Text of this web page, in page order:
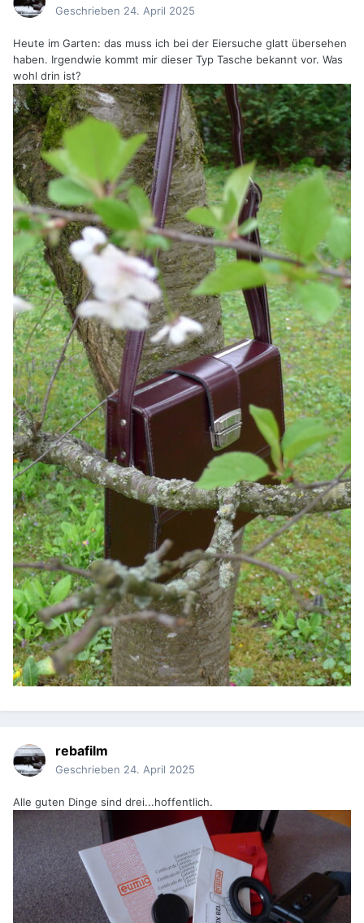
Geschrieben 24. April 2025
Heute im Garten: das muss ich bei der Eiersuche glatt übersehen
haben. Irgendwie kommt mir dieser Typ Tasche bekannt vor. Was
wohl drin ist?
rebafilm
Geschrieben 24. April 2025
Alle guten Dinge sind drei...hoffentlich.